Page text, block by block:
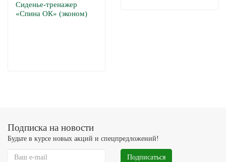
Сиденье-тренажер
«Спина ОК» (эконом)
Подписка на новости
Будьте в курсе новых акций и спецпредложений!
Подписаться